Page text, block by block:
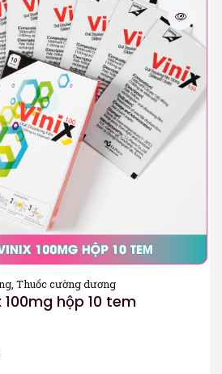
, Thuốc cường dương
hộp 10 tem